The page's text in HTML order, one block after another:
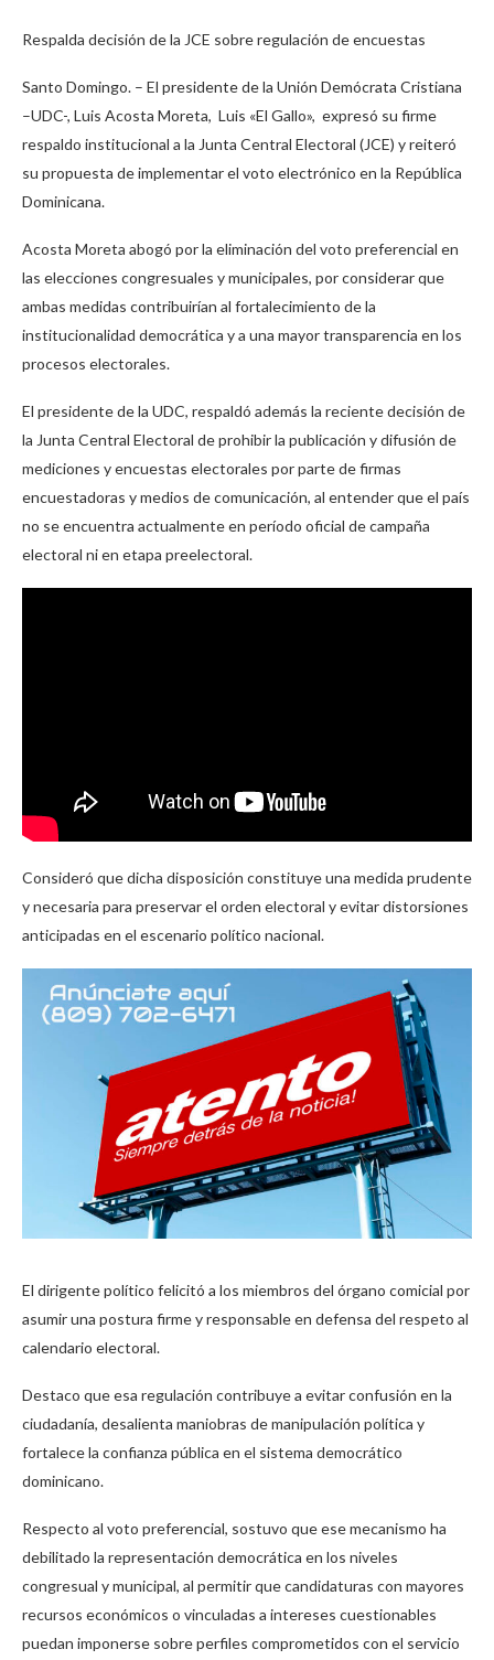
Respalda decisión de la JCE sobre regulación de encuestas
Santo Domingo. – El presidente de la Unión Demócrata Cristiana
–UDC-, Luis Acosta Moreta, Luis «El Gallo», expresó su firme
respaldo institucional a la Junta Central Electoral (JCE) y reiteró
su propuesta de implementar el voto electrónico en la República
Dominicana.
Acosta Moreta abogó por la eliminación del voto preferencial en
las elecciones congresuales y municipales, por considerar que
ambas medidas contribuirían al fortalecimiento de la
institucionalidad democrática y a una mayor transparencia en los
procesos electorales.
El presidente de la UDC, respaldó además la reciente decisión de
la Junta Central Electoral de prohibir la publicación y difusión de
mediciones y encuestas electorales por parte de firmas
encuestadoras y medios de comunicación, al entender que el país
no se encuentra actualmente en período oficial de campaña
electoral ni en etapa preelectoral.
Consideró que dicha disposición constituye una medida prudente
y necesaria para preservar el orden electoral y evitar distorsiones
anticipadas en el escenario político nacional.
El dirigente político felicitó a los miembros del órgano comicial por
asumir una postura firme y responsable en defensa del respeto al
calendario electoral.
Destaco que esa regulación contribuye a evitar confusión en la
ciudadanía, desalienta maniobras de manipulación política y
fortalece la confianza pública en el sistema democrático
dominicano.
Respecto al voto preferencial, sostuvo que ese mecanismo ha
debilitado la representación democrática en los niveles
congresual y municipal, al permitir que candidaturas con mayores
recursos económicos o vinculadas a intereses cuestionables
puedan imponerse sobre perfiles comprometidos con el servicio